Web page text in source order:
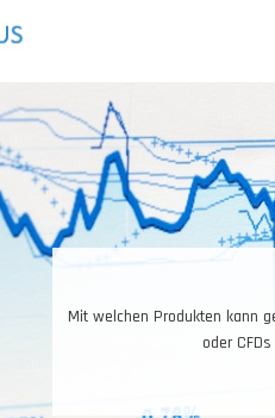
Mit welchen Produkten kann
oder